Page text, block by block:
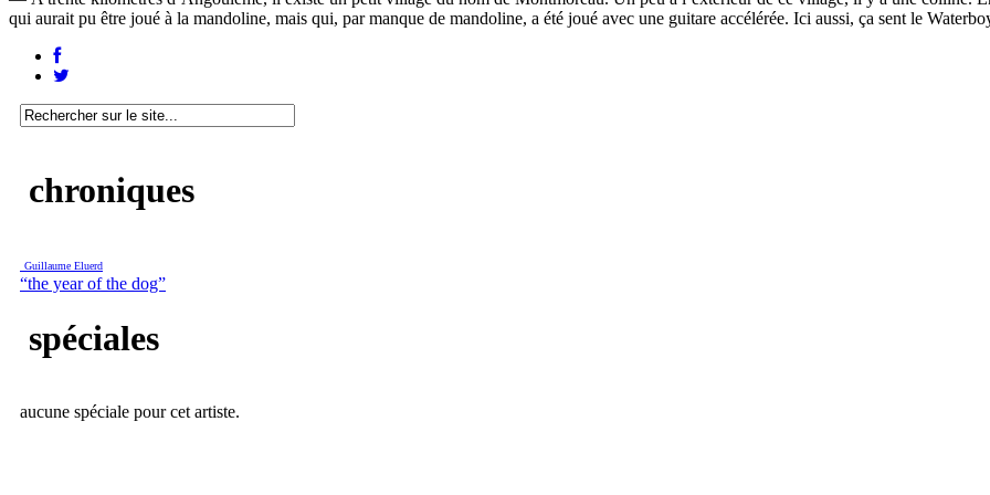
qui aurait pu être joué à la mandoline, mais qui, par manque de mandoline, a été joué avec une guitare accélérée. Ici aussi, ça sent le
chroniques
Guillaume Eluerd
“the year of the dog”
spéciales
aucune spéciale pour cet artiste.